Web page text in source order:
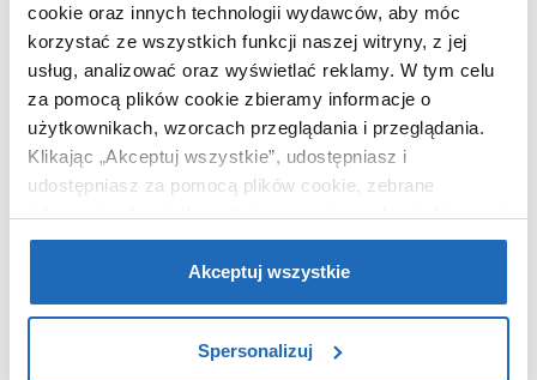
cookie oraz innych technologii wydawców, aby móc
korzystać ze wszystkich funkcji naszej witryny, z jej
usług, analizować oraz wyświetlać reklamy. W tym celu
za pomocą plików cookie zbieramy informacje o
użytkownikach, wzorcach przeglądania i przeglądania.
Klikając „Akceptuj wszystkie”, udostępniasz i
udostępniasz za pomocą plików cookie, zebrane
informacje dla użytkowników zewnętrznych, a także nasi
partnerzy reklamowi.Jeśli chcesz, włącz „Tylko
wymagane pliki cookie”.Pamiętaj jednak, że
zablokowane niektóre pliki cookie mogą mieć wpływ na
Akceptuj wszystkie
Spersonalizuj
Kolor
złoty
Kod EAN
5907791183286
Wymiary z
opakowaniem
76 x 10 x 35 cm
Waga z opakowaniem
6,12 kg
Dane producenta
Zobacz